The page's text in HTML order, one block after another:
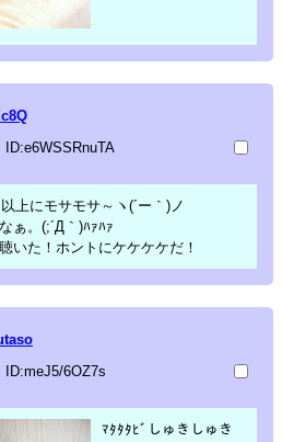
ID:e6WSSRnuTA
上にモサモサ～ヽ(´ー｀)ノ
ぁ。(;´Д｀)ﾊｧﾊｧ
いた！ホントにケケケケだ！
ID:meJ5/6OZ7s
ﾏﾀﾀﾀﾋﾞしゅきしゅき